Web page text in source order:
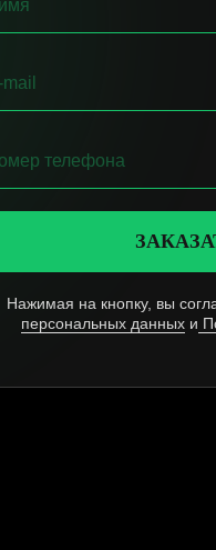
Нажимая на кнопку, вы
персональных данныхи